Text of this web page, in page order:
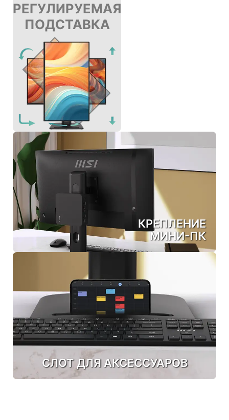
РЕГУЛИРУЕМАЯ
ПОДСТАВКА
КРЕПЛЕНИЕ
МИНИ-ПК
СЛОТ ДЛЯ АКСЕССУАРОВ